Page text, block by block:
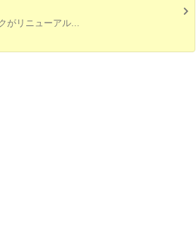
がリニューアル...